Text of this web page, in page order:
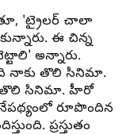
'ట్రైలర్ చాలా
ఈ చిన్న
అన్నారు.
నాకు తొలి సినిమా.
తొలి సినిమా. హీరో
రూపొందిన
ప్రస్తుతం